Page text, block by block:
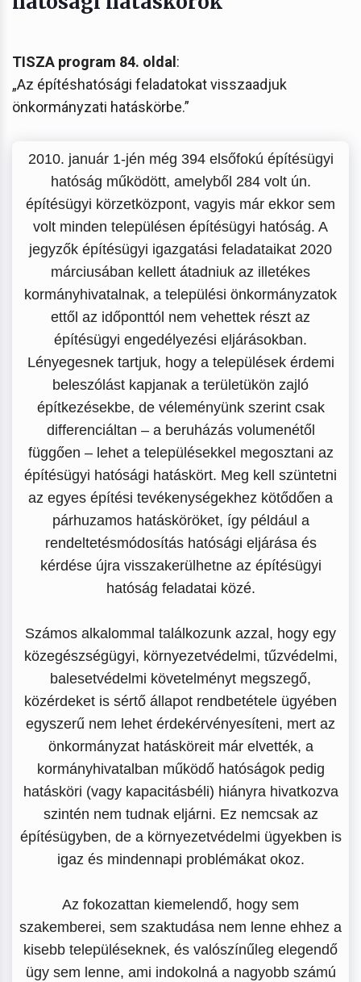
TISZA program 84. oldal :
„Az építéshatósági feladatokat visszaadjuk
önkormányzati hatáskörbe.”
2010. január 1-jén még 394 elsőfokú építésügyi
hatóság működött, amelyből 284 volt ún.
építésügyi körzetközpont, vagyis már ekkor sem
volt minden településen építésügyi hatóság. A
jegyzők építésügyi igazgatási feladataikat 2020
márciusában kellett átadniuk az illetékes
kormányhivatalnak, a települési önkormányzatok
ettől az időponttól nem vehettek részt az
építésügyi engedélyezési eljárásokban.
Lényegesnek tartjuk, hogy a települések érdemi
beleszólást kapjanak a területükön zajló
építkezésekbe, de véleményünk szerint csak
differenciáltan – a beruházás volumenétől
függően – lehet a településekkel megosztani az
építésügyi hatósági hatáskört. Meg kell szüntetni
az egyes építési tevékenységekhez kötődően a
párhuzamos hatásköröket, így például a
rendeltetésmódosítás hatósági eljárása és
kérdése újra visszakerülhetne az építésügyi
hatóság feladatai közé.
Számos alkalommal találkozunk azzal, hogy egy
közegészségügyi, környezetvédelmi, tűzvédelmi,
balesetvédelmi követelményt megszegő,
közérdeket is sértő állapot rendbetétele ügyében
egyszerű nem lehet érdekérvényesíteni, mert az
önkormányzat hatásköreit már elvették, a
kormányhivatalban működő hatóságok pedig
hatásköri (vagy kapacitásbéli) hiányra hivatkozva
szintén nem tudnak eljárni. Ez nemcsak az
építésügyben, de a környezetvédelmi ügyekben is
igaz és mindennapi problémákat okoz.
Az fokozattan kiemelendő, hogy sem
szakemberei, sem szaktudása nem lenne ehhez a
kisebb településeknek, és valószínűleg elegendő
ügy sem lenne, ami indokolná a nagyobb számú